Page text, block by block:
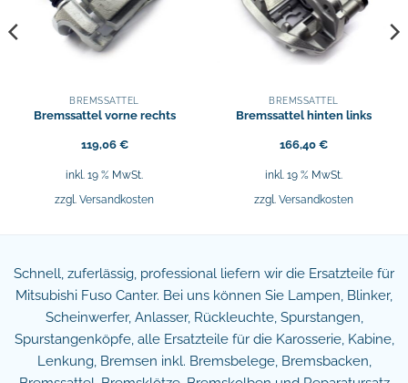
BREMSSÄTTEL
Bremssattel vorne rechts
119,06 €
inkl. 19 % MwSt.
zzgl. Versandkosten
BREMSSÄTTEL
Bremssattel hinten links
166,40 €
inkl. 19 % MwSt.
zzgl. Versandkosten
Schnell, zuferlässig, professional liefern wir die Ersatzteile für
Mitsubishi Fuso Canter. Bei uns können Sie Lampen, Blinker,
Scheinwerfer, Anlasser, Rückleuchte, Spurstangen,
Spurstangenköpfe, alle Ersatzteile für die Karosserie, Kabine,
Lenkung, Bremsen inkl. Bremsbelege, Bremsbacken,